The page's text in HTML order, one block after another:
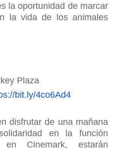
la oportunidad de marcar
la vida de los animales
Plaza
bit.ly/4co6Ad4
disfrutar de una mañana
en la función
Cinemark, estarán